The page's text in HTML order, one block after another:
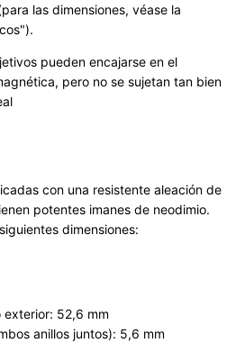
las dimensiones, véase la
pueden encajarse en el
pero no se sujetan tan bien
con una resistente aleación de
potentes imanes de neodimio.
dimensiones:
exterior: 52,6 mm
anillos juntos): 5,6 mm